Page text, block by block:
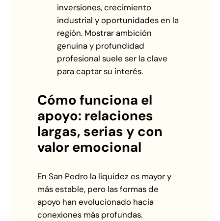
inversiones, crecimiento
industrial y oportunidades en la
región. Mostrar ambición
genuina y profundidad
profesional suele ser la clave
para captar su interés.
Cómo funciona el
apoyo: relaciones
largas, serias y con
valor emocional
En San Pedro la liquidez es mayor y
más estable, pero las formas de
apoyo han evolucionado hacia
conexiones más profundas.